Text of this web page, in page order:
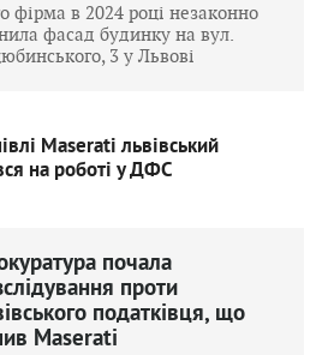
фірма в 2024 році незаконно
фасад будинку на вул.
3 у Львові
Maserati львівський
на роботі у ДФС
почала
проти
податківця, що
Maserati